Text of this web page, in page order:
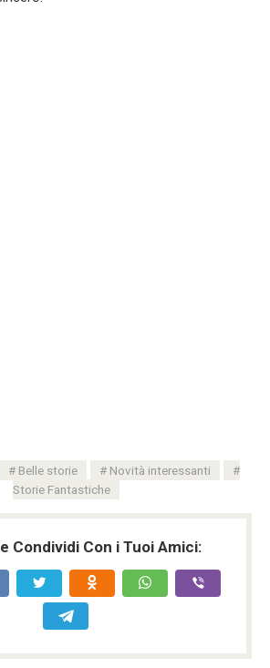
Belle storie
Novità interessanti
Storie Fantastiche
Condividi Con i Tuoi Amici: